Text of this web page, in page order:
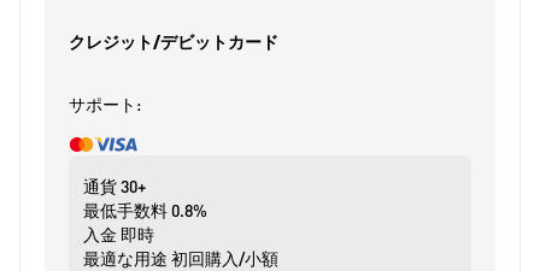
クレジット/デビットカード
サポート:
通貨30+
最低手数料0.8%
入金 即時
最適な用途 初回購入/小額